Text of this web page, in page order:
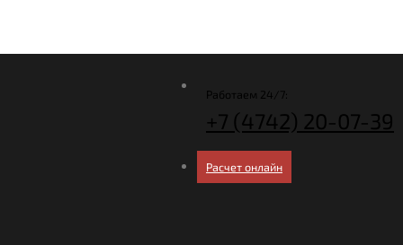
Работаем 24/7:
+7 (4742) 20-07-39
Расчет онлайн